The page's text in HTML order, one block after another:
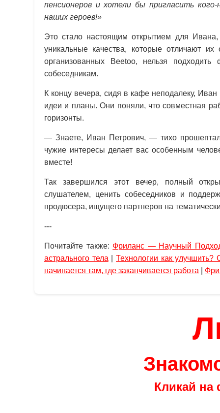
пенсионеров и хотели бы пригласить
наших героев!»
Это стало настоящим открытием для
уникальные качества, которые отличают
организованных Beetoo, нельзя
собеседникам.
К концу вечера, сидя в кафе неподалеку,
идеи и планы. Они поняли, что совместная
горизонты.
— Знаете, Иван Петрович, — тихо
чужие интересы делает вас особенным
вместе!
Так завершился этот вечер, полный
слушателем, ценить собеседников и
продюсера, ищущего партнеров на
---
Почитайте также: Фриланс — Научный
астрального тела |Технологии как улучшить?
начинается там, где заканчивается работа
Кликай на